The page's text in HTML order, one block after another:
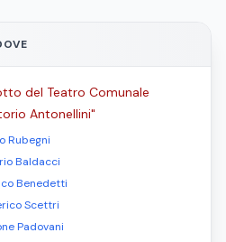
del Teatro Comunale
Antonellini"
Rubegni
Baldacci
Benedetti
Scettri
Padovani